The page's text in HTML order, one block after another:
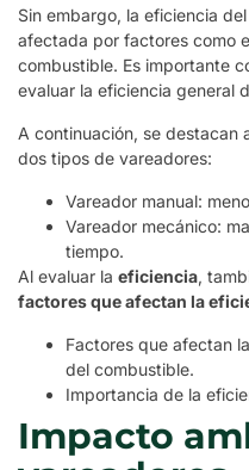
Sin embargo, la eficiencia
afectada por factores como
combustible. Es importante
evaluar la eficiencia general
A continuación, se destacan
dos tipos de vareadores:
Vareador manual:
Vareador mecánico:
tiempo.
Al evaluar la eficiencia,
factores que afectan la
Factores que afectan
del combustible.
Importancia de la
Impacto